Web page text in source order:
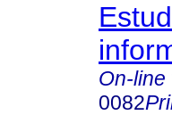
On-line
0082